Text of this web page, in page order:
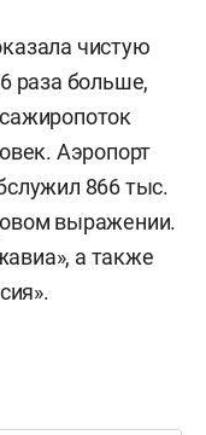
чистую
раза больше,
Аэропорт
866 тыс.
выражении.
а также